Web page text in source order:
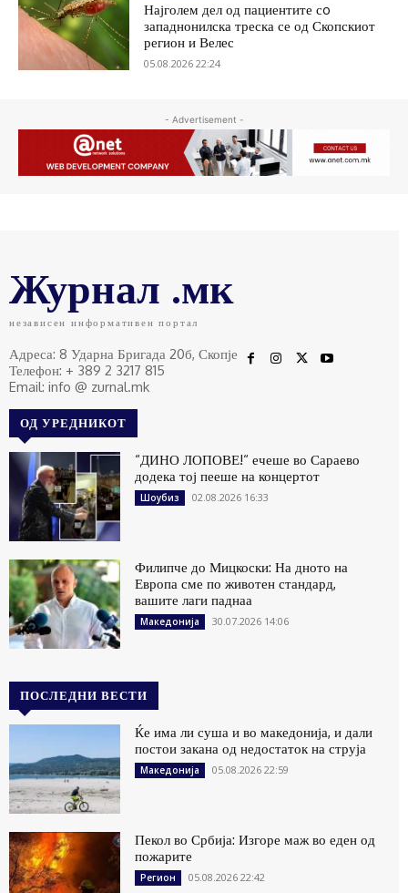
Најголем дел од пациентите сo
западнонилска треска се од Скопскиот
регион и Велес
05.08.2026 22:24
- Advertisement -
Журнал .мк
независен информативен портал
Адреса: 8 Ударна Бригада 20б, Скопје
Телефон: + 389 2 3217 815
Email: info @ zurnal.mk
ОД УРЕДНИКОТ
“ДИНО ЛОПОВЕ!“ ечеше во Сараево
додека тој пееше на концертот
Шоубиз 02.08.2026 16:33
Филипче до Мицкоски: На дното на
Европа сме по животен стандард,
вашите лаги паднаа
Македонија 30.07.2026 14:06
ПОСЛЕДНИ ВЕСТИ
Ќе има ли суша и во македонија, и дали
постои закана од недостаток на струја
Македонија 05.08.2026 22:59
Пекол во Србија: Изгоре маж во еден од
пожарите
Регион 05.08.2026 22:42